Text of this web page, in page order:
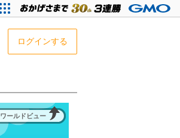
ログインする
ワールドビュー